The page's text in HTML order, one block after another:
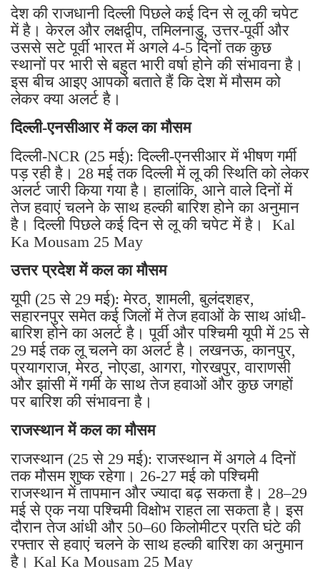
देश की राजधानी दिल्ली पिछले कई दिन से लू की चपेट
में है। केरल और लक्षद्वीप, तमिलनाडु, उत्तर-पूर्वी और
उससे सटे पूर्वी भारत में अगले 4-5 दिनों तक कुछ
स्थानों पर भारी से बहुत भारी वर्षा होने की संभावना है।
इस बीच आइए आपको बताते हैं कि देश में मौसम को
लेकर क्या अलर्ट है।
दिल्ली-एनसीआर में कल का मौसम
दिल्ली-NCR (25 मई): दिल्ली-एनसीआर में भीषण गर्मी
पड़ रही है। 28 मई तक दिल्ली में लू की स्थिति को लेकर
अलर्ट जारी किया गया है। हालांकि, आने वाले दिनों में
तेज हवाएं चलने के साथ हल्की बारिश होने का अनुमान
है। दिल्ली पिछले कई दिन से लू की चपेट में है। Kal
Ka Mousam 25 May
उत्तर प्रदेश में कल का मौसम
यूपी (25 से 29 मई): मेरठ, शामली, बुलंदशहर,
सहारनपुर समेत कई जिलों में तेज हवाओं के साथ आंधी-
बारिश होने का अलर्ट है। पूर्वी और पश्चिमी यूपी में 25 से
29 मई तक लू चलने का अलर्ट है। लखनऊ, कानपुर,
प्रयागराज, मेरठ, नोएडा, आगरा, गोरखपुर, वाराणसी
और झांसी में गर्मी के साथ तेज हवाओं और कुछ जगहों
पर बारिश की संभावना है।
राजस्थान में कल का मौसम
राजस्थान (25 से 29 मई): राजस्थान में अगले 4 दिनों
तक मौसम शुष्क रहेगा। 26-27 मई को पश्चिमी
राजस्थान में तापमान और ज्यादा बढ़ सकता है। 28–29
मई से एक नया पश्चिमी विक्षोभ राहत ला सकता है। इस
दौरान तेज आंधी और 50–60 किलोमीटर प्रति घंटे की
रफ्तार से हवाएं चलने के साथ हल्की बारिश का अनुमान
है। Kal Ka Mousam 25 May